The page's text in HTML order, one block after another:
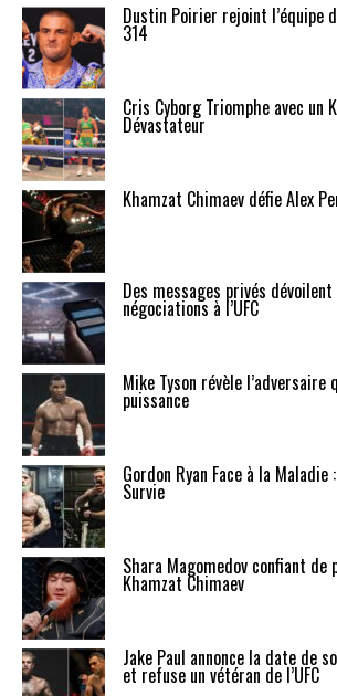
Dustin Poirier rejoint l’équipe
314
Cris Cyborg Triomphe avec un
Dévastateur
Khamzat Chimaev défie Alex
Des messages privés
négociations à l’UFC
Mike Tyson révèle
puissance
Gordon Ryan Face à la
Survie
Shara Magomedov confiant
Khamzat Chimaev
Jake Paul annonce la date de
et refuse un vétéran de l’UFC